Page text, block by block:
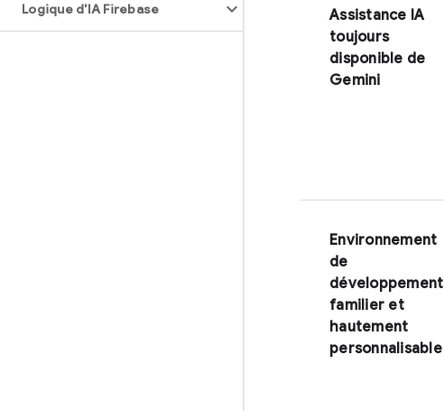
Logique d'IA Firebase
Assistance IA
toujours
disponible de
Gemini
Environnement
de
développement
familier et
hautement
personnalisable